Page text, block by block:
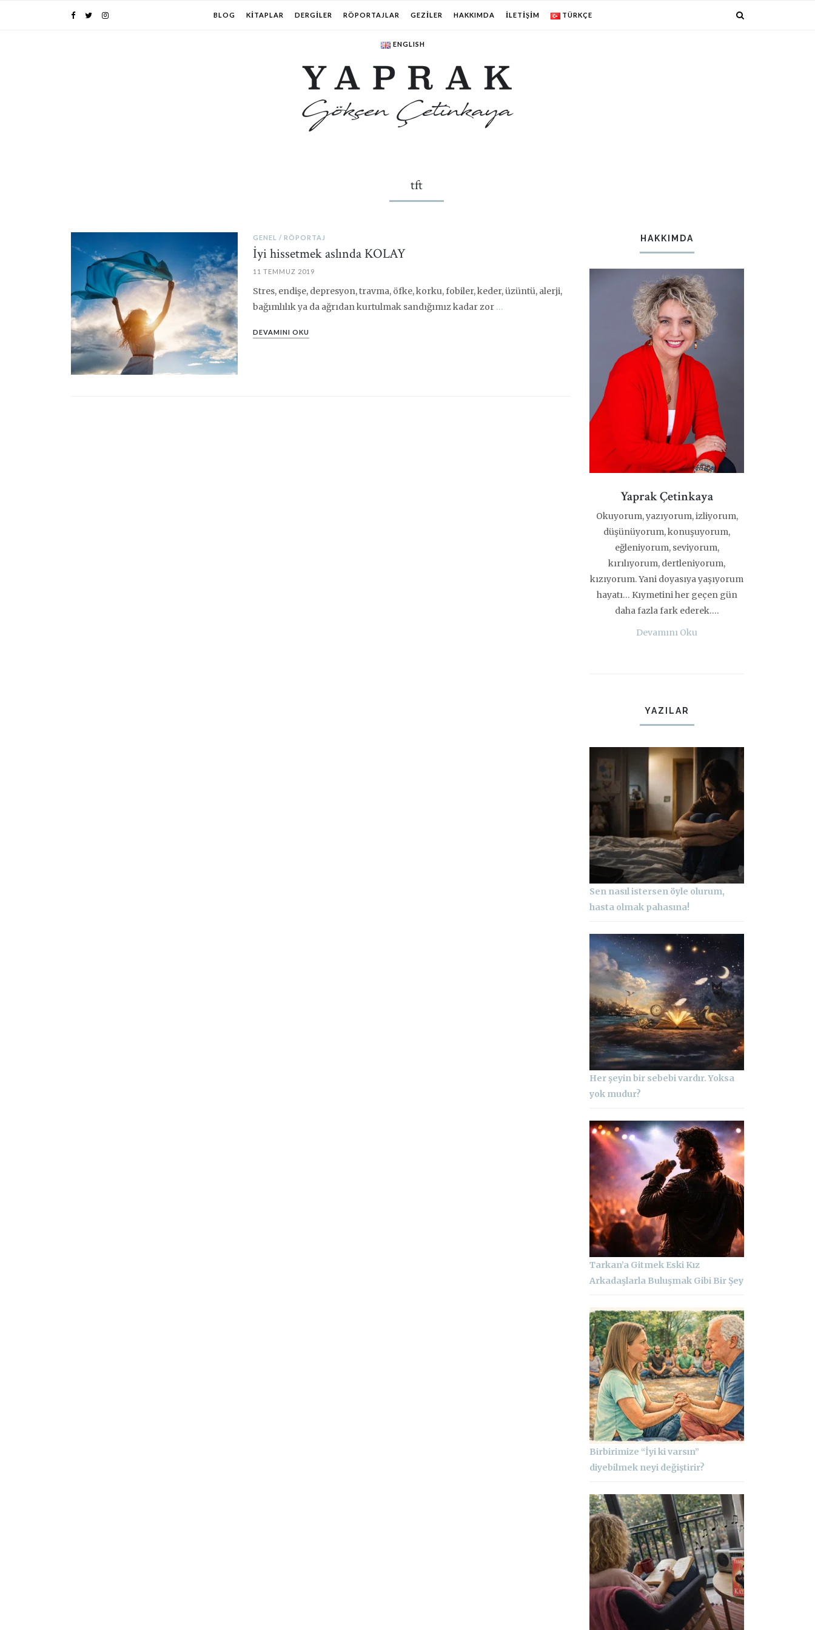
BLOG KITAPLAR DERGILER RÖPORTAJLAR GEZILER HAKKIMDA İLETIŞIM TÜRKÇE
ENGLISH
tft
GENEL RÖPORTAJ
İyi hissetmek aslında KOLAY
11 TEMMUZ 2019
Stres, endişe, depresyon, travma, öfke, korku, fobiler, keder, üzüntü, alerji,
bağımlılık ya da ağrıdan kurtulmak sandığımız kadar zor…
DEVAMINI OKU
HAKKIMDA
Yaprak Çetinkaya
Okuyorum, yazıyorum, izliyorum,
düşünüyorum, konuşuyorum,
eğleniyorum, seviyorum,
kırılıyorum, dertleniyorum,
kızıyorum. Yani doyasıya yaşıyorum
hayatı… Kıymetini her geçen gün
daha fazla fark ederek….
Devamını Oku
YAZILAR
Sen nasıl istersen öyle olurum,
hasta olmak pahasına!
Her şeyin bir sebebi vardır. Yoksa
yok mudur?
Tarkan’a Gitmek Eski Kız
Arkadaşlarla Buluşmak Gibi Bir Şey
Birbirimize “İyi ki varsın”
diyebilmek neyi değiştirir?